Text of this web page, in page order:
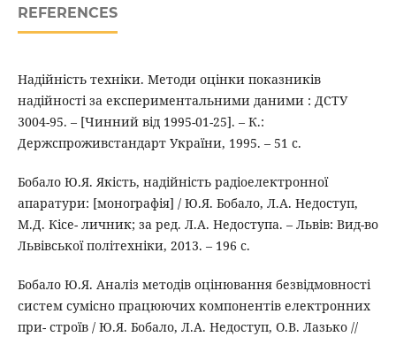
REFERENCES
Надійність техніки. Методи оцінки показників
надійності за експериментальними даними : ДСТУ
3004-95. – [Чинний від 1995-01-25]. – К.:
Держспроживстандарт України, 1995. – 51 с.
Бобало Ю.Я. Якість, надійність радіоелектронної
апаратури: [монографія] / Ю.Я. Бобало, Л.А. Недоступ,
М.Д. Кісе- личник; за ред. Л.А. Недоступа. – Львів: Вид-во
Львівської політехніки, 2013. – 196 с.
Бобало Ю.Я. Аналіз методів оцінювання безвідмовності
систем сумісно працюючих компонентів електронних
при- строїв / Ю.Я. Бобало, Л.А. Недоступ, О.В. Лазько //